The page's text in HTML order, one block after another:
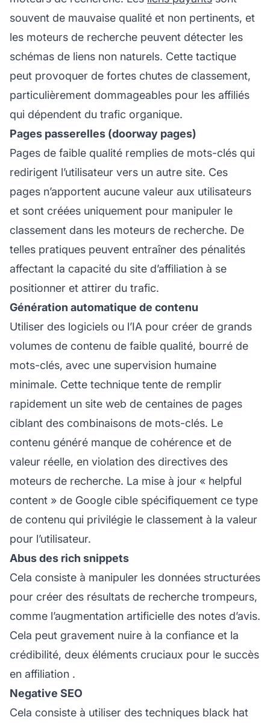
souvent de mauvaise qualité et non pertinents, et
les moteurs de recherche peuvent détecter les
schémas de liens non naturels. Cette tactique
peut provoquer de fortes chutes de classement,
particulièrement dommageables pour les affiliés
qui dépendent du trafic organique.
Pages passerelles (doorway pages)
Pages de faible qualité remplies de mots-clés qui
redirigent l’utilisateur vers un autre site. Ces
pages n’apportent aucune valeur aux utilisateurs
et sont créées uniquement pour manipuler le
classement dans les moteurs de recherche. De
telles pratiques peuvent entraîner des pénalités
affectant la capacité du site d’affiliation à se
positionner et attirer du trafic.
Génération automatique de contenu
Utiliser des logiciels ou l’IA pour créer de grands
volumes de contenu de faible qualité, bourré de
mots-clés, avec une supervision humaine
minimale. Cette technique tente de remplir
rapidement un site web de centaines de pages
ciblant des combinaisons de mots-clés. Le
contenu généré manque de cohérence et de
valeur réelle, en violation des directives des
moteurs de recherche. La mise à jour « helpful
content » de Google cible spécifiquement ce type
de contenu qui privilégie le classement à la valeur
pour l’utilisateur.
Abus des rich snippets
Cela consiste à manipuler les données structurées
pour créer des résultats de recherche trompeurs,
comme l’augmentation artificielle des notes d’avis.
Cela peut gravement nuire à la confiance et la
crédibilité, deux éléments cruciaux pour le succès
en affiliation .
Negative SEO
Cela consiste à utiliser des techniques black hat